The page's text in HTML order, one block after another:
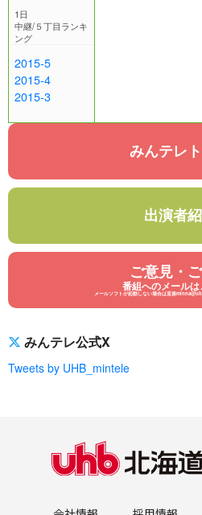
1日
中継/５丁目ランキ
ング
2015-5
2015-4
2015-3
みんテレ
出演者
ご意見・
番組へのメールは
メールソフトが起動しない場合は直接
みんテレ公式X
Tweets by UHB_mintele